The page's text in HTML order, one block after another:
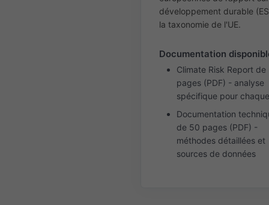
développement durable
la taxonomie de l'UE.
Documentation
Climate Risk Report de
pages (PDF) - analyse
spécifique pour
Documentation
de 50 pages (PDF) -
méthodes détaillées et
sources de données